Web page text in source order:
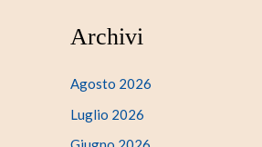
Archivi
Agosto 2026
Luglio 2026